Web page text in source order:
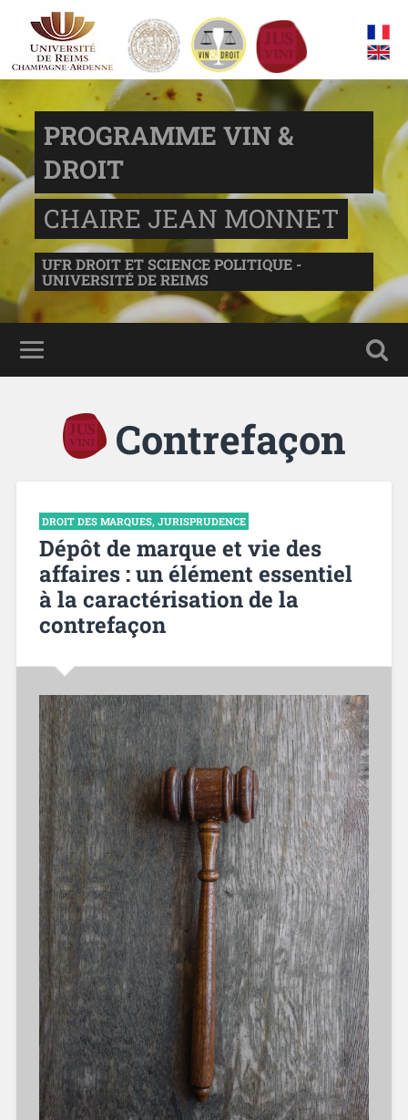
PROGRAMME VIN &
DROIT
CHAIRE JEAN MONNET
UFR DROIT ET SCIENCE POLITIQUE -
UNIVERSITÉ DE REIMS
Contrefaçon
DROIT DES MARQUES, JURISPRUDENCE
Dépôt de marque et vie des
affaires : un élément essentiel
à la caractérisation de la
contrefaçon